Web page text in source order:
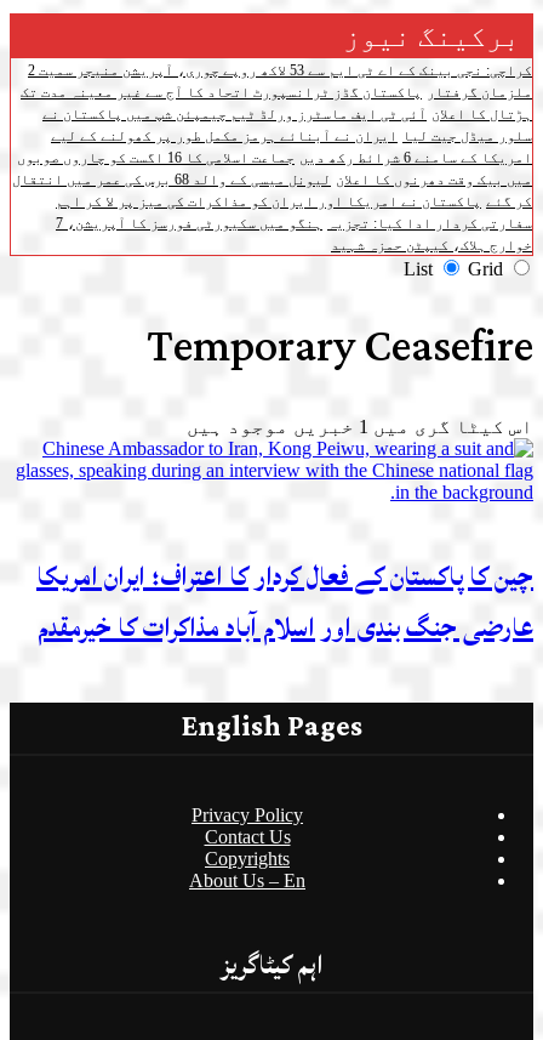
برکینگ نیوز
کراچی: نجی بینک کے اے ٹی ایم سے 53 لاکھ روپے چوری، آپریشن منیجر سمیت 2
ملزمان گرفتار
پاکستان گڈز ٹرانسپورٹ اتحاد کا آج سے غیر معینہ مدت تک
ہڑتال کا اعلان آئی ٹی ایف ماسٹرز ورلڈ ٹیم چیمپئن شپ میں پاکستان نے
سلور میڈل جیت لیا
ایران نے آبنائے ہرمز مکمل طور پر کھولنے کے لیے
امریکا کے سامنے 6 شرائط رکھ دیں
جماعت اسلامی کا 16 اگست کو چاروں صوبوں
میں بیک وقت دھرنوں کا اعلان
لیونل میسی کے والد 68 برس کی عمر میں انتقال
کر گئے پاکستان نے امریکا اور ایران کو مذاکرات کی میز پر لا کر اہم
سفارتی کردار ادا کیا: تجزیہ
ہنگو میں سکیورٹی فورسز کا آپریشن، 7
خوارج ہلاک، کیپٹن حمزہ شہید
List Grid
Temporary Ceasefire
اس کیٹا گری میں 1 خبریں موجود ہیں
چین کا پاکستان کے فعال کردار کا اعتراف؛ ایران امریکا
عارضی جنگ بندی اور اسلام آباد مذاکرات کا خیرمقدم
English Pages
Privacy Policy
Contact Us
Copyrights
About Us – En
اہم کیٹاگریز